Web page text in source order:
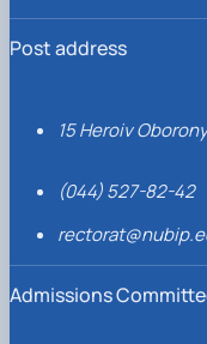
Post address
15 Heroiv
(044) 527-82-42
Admissions